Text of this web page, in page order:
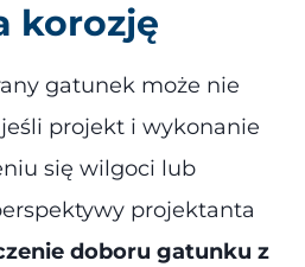
korozję
gatunek może nie
projekt i wykonanie
się wilgoci lub
projektanta
doboru gatunku z